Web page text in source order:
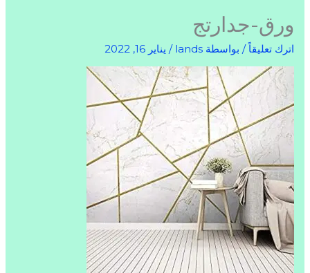
ورق-جدارتج
اترك تعليقاً / بواسطة lands
/ يناير 16, 2022